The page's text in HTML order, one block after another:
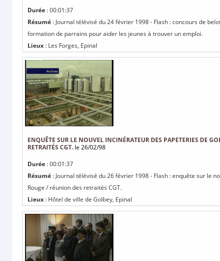
Durée : 00:01:37
Résumé : Journal télévisé du 24 février 1998 - Flash : concours de
formation de parrains pour aider les jeunes à trouver un emploi.
Lieux : Les Forges, Epinal
ENQUÊTE SUR LE NOUVEL INCINÉRATEUR DES PAPETERIES DE
RETRAITÉS CGT. le 26/02/98
Durée : 00:01:37
Résumé : Journal télévisé du 26 février 1998 - Flash : enquête sur le
Rouge / réunion des retraités CGT.
Lieux : Hôtel de ville de Golbey, Epinal